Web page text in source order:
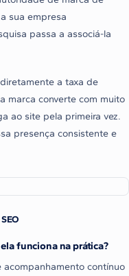
sua empresa
passa a associá-la
a taxa de
marca converte com muito
ao site pela primeira vez.
presença consistente e
funciona na prática?
acompanhamento contínuo